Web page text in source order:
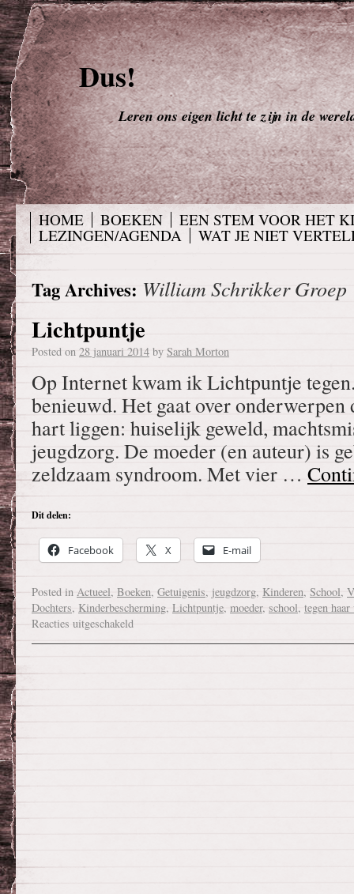
Dus!
Leren ons eigen licht te zijn in de
HOME BOEKEN
EEN STEM VOOR HET
LEZINGEN/AGENDA
WAT JE NIET
Tag Archives: William Schrikker Groep
Lichtpuntje
Posted on 28 januari 2014 by Sarah Morton
Op Internet kwam ik Lichtpuntje
benieuwd. Het gaat over onderwerpen
hart liggen: huiselijk geweld,
jeugdzorg. De moeder (en auteur) is
zeldzaam syndroom. Met vier …
Dit delen:
Facebook X E-mail
Posted in Actueel, Boeken, Getuigenis, jeugdzorg, Kinderen, School,
Dochters, Kinderbescherming, Lichtpuntje, moeder, school, tegen
Reacties uitgeschakeld